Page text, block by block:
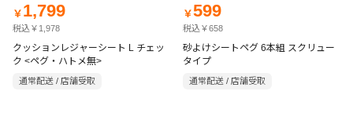
￥ 1,799
税込￥1,978
クッションレジャーシート L チェッ
ク <ペグ・ハトメ無>
通常配送 / 店舗受取
￥599
税込￥658
砂よけシートペグ 6本組 スクリュー
タイプ
通常配送 / 店舗受取